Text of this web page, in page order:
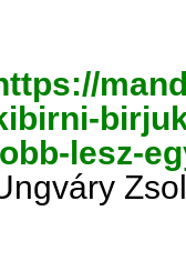
lesz-